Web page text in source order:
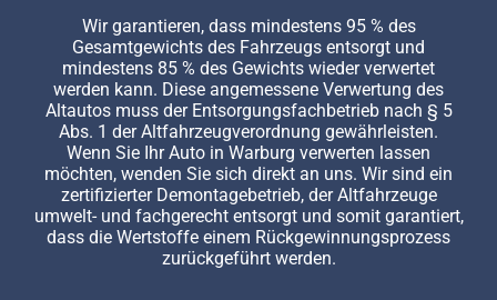
Wir garantieren, dass mindestens 95 % des
Gesamtgewichts des Fahrzeugs entsorgt und
mindestens 85 % des Gewichts wieder verwertet
werden kann. Diese angemessene Verwertung des
Altautos muss der Entsorgungsfachbetrieb nach § 5
Abs. 1 der Altfahrzeugverordnung gewährleisten.
Wenn Sie Ihr Auto in Warburg verwerten lassen
möchten, wenden Sie sich direkt an uns. Wir sind ein
zertifizierter Demontagebetrieb, der Altfahrzeuge
umwelt- und fachgerecht entsorgt und somit garantiert,
dass die Wertstoffe einem Rückgewinnungsprozess
zurückgeführt werden.